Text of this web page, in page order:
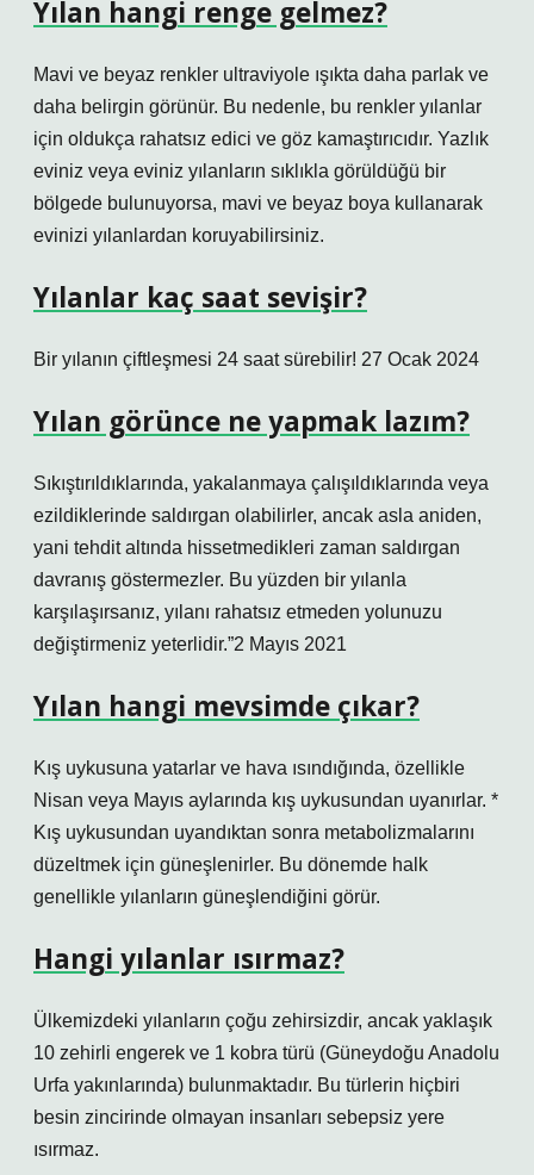
Yılan hangi renge gelmez?
Mavi ve beyaz renkler ultraviyole ışıkta daha parlak ve
daha belirgin görünür. Bu nedenle, bu renkler yılanlar
için oldukça rahatsız edici ve göz kamaştırıcıdır. Yazlık
eviniz veya eviniz yılanların sıklıkla görüldüğü bir
bölgede bulunuyorsa, mavi ve beyaz boya kullanarak
evinizi yılanlardan koruyabilirsiniz.
Yılanlar kaç saat sevişir?
Bir yılanın çiftleşmesi 24 saat sürebilir! 27 Ocak 2024
Yılan görünce ne yapmak lazım?
Sıkıştırıldıklarında, yakalanmaya çalışıldıklarında veya
ezildiklerinde saldırgan olabilirler, ancak asla aniden,
yani tehdit altında hissetmedikleri zaman saldırgan
davranış göstermezler. Bu yüzden bir yılanla
karşılaşırsanız, yılanı rahatsız etmeden yolunuzu
değiştirmeniz yeterlidir.”2 Mayıs 2021
Yılan hangi mevsimde çıkar?
Kış uykusuna yatarlar ve hava ısındığında, özellikle
Nisan veya Mayıs aylarında kış uykusundan uyanırlar. *
Kış uykusundan uyandıktan sonra metabolizmalarını
düzeltmek için güneşlenirler. Bu dönemde halk
genellikle yılanların güneşlendiğini görür.
Hangi yılanlar ısırmaz?
Ülkemizdeki yılanların çoğu zehirsizdir, ancak yaklaşık
10 zehirli engerek ve 1 kobra türü (Güneydoğu Anadolu
Urfa yakınlarında) bulunmaktadır. Bu türlerin hiçbiri
besin zincirinde olmayan insanları sebepsiz yere
ısırmaz.